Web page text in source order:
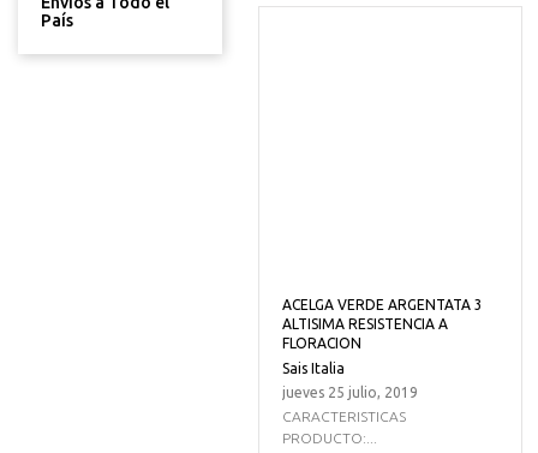
País
ACELGA VERDE ARGENTATA 3
ALTISIMA RESISTENCIA A
FLORACION
Sais Italia
jueves 25 julio, 2019
CARACTERISTICAS
PRODUCTO:...